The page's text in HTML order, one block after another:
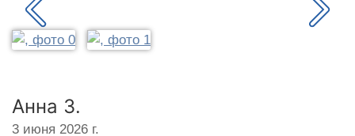
Анна З.
3 июня 2026 г.